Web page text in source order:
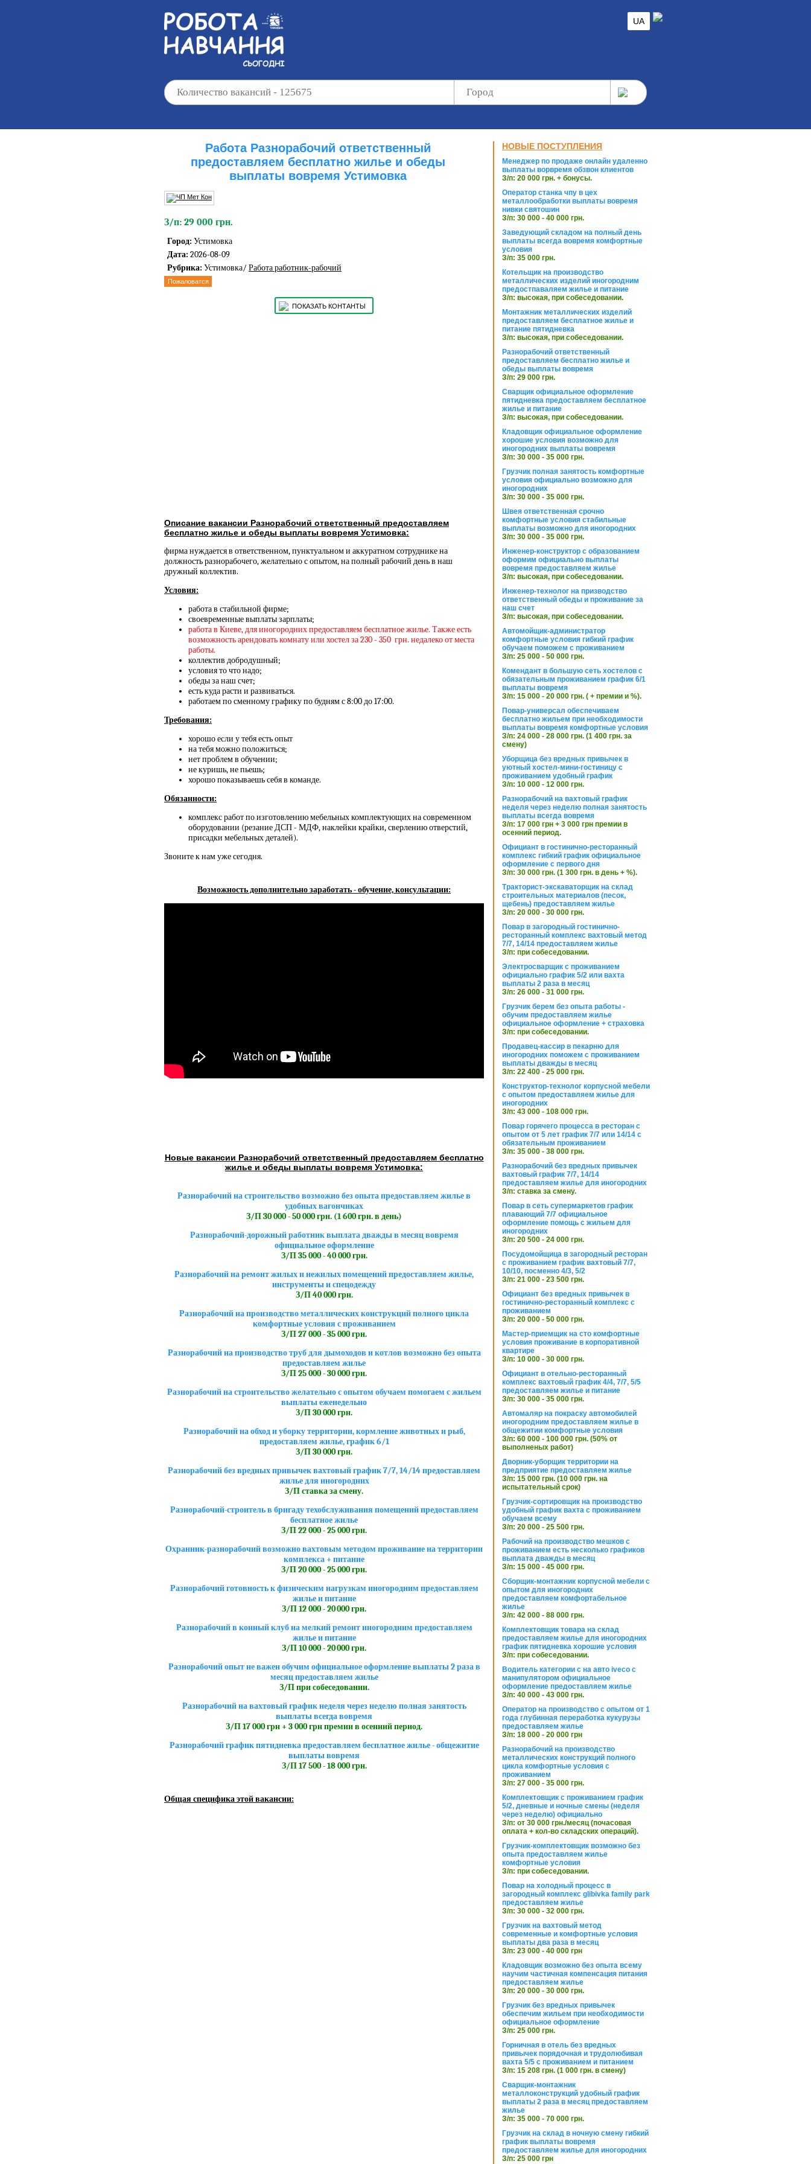
UA
Работа Разнорабочий ответственный
предоставляем бесплатно жилье и обеды
выплаты вовремя Устимовка
З/п: 29 000 грн.
Город: Устимовка
Дата: 2026-08-09
Рубрика: Устимовка/ Работа работник-рабочий
Пожаловатся
ПОКАЗАТЬ КОНТАНТЫ
Описание вакансии Разнорабочий ответственный предоставляем
бесплатно жилье и обеды выплаты вовремя Устимовка:
фирма нуждается в ответственном, пунктуальном и аккуратном сотруднике на
должность разнорабочего, желательно с опытом, на полный рабочий день в наш
дружный коллектив.
Условия:
работа в стабильной фирме;
своевременные выплаты зарплаты;
работа в Киеве, для иногородних предоставляем бесплатное жилье. Также есть
возможность арендовать комнату или хостел за 230 - 350 грн. недалеко от места
работы.
коллектив добродушный;
условия то что надо;
обеды за наш счет;
есть куда расти и развиваться.
работаем по сменному графику по будням с 8:00 до 17:00.
Требования:
хорошо если у тебя есть опыт
на тебя можно положиться;
нет проблем в обучении;
не куришь, не пьешь;
хорошо показываешь себя в команде.
Обязанности:
комплекс работ по изготовлению мебельных комплектующих на современном
оборудовании (резание ДСП - МДФ, наклейки крайки, сверлению отверстий,
присадки мебельных деталей).
Звоните к нам уже сегодня.
Возможность дополнительно заработать - обучение, консультации:
Новые вакансии Разнорабочий ответственный предоставляем бесплатно
жилье и обеды выплаты вовремя Устимовка:
Разнорабочий на строительство возможно без опыта предоставляем жилье в
удобных вагончиках
З/П 30 000 - 50 000 грн. (1 600 грн. в день)
Разнорабочий-дорожный работник выплата дважды в месяц вовремя
официальное оформление
З/П 35 000 - 40 000 грн.
Разнорабочий на ремонт жилых и нежилых помещений предоставляем жилье,
инструменты и спецодежду
З/П 40 000 грн.
Разнорабочий на производство металлических конструкций полного цикла
комфортные условия с проживанием
З/П 27 000 - 35 000 грн.
Разнорабочий на производство труб для дымоходов и котлов возможно без опыта
предоставляем жилье
З/П 25 000 - 30 000 грн.
Разнорабочий на строительство желательно с опытом обучаем помогаем с жильем
выплаты еженедельно
З/П 30 000 грн.
Разнорабочий на обход и уборку территории, кормление животных и рыб,
предоставляем жилье, график 6/1
З/П 30 000 грн.
Разнорабочий без вредных привычек вахтовый график 7/7, 14/14 предоставляем
жилье для иногородних
З/П ставка за смену.
Разнорабочий-строитель в бригаду техобслуживания помещений предоставляем
бесплатное жилье
З/П 22 000 - 25 000 грн.
Охранник-разнорабочий возможно вахтовым методом проживание на территории
комплекса + питание
З/П 20 000 - 25 000 грн.
Разнорабочий готовность к физическим нагрузкам иногородним предоставляем
жилье и питание
З/П 12 000 - 20 000 грн.
Разнорабочий в конный клуб на мелкий ремонт иногородним предоставляем
жилье и питание
З/П 10 000 - 20 000 грн.
Разнорабочий опыт не важен обучим официальное оформление выплаты 2 раза в
месяц предоставляем жилье
З/П при собеседовании.
Разнорабочий на вахтовый график неделя через неделю полная занятость
выплаты всегда вовремя
З/П 17 000 грн + 3 000 грн премии в осенний период.
Разнорабочий график пятидневка предоставляем бесплатное жилье - общежитие
выплаты вовремя
З/П 17 500 - 18 000 грн.
Общая специфика этой вакансии:
НОВЫЕ ПОСТУПЛЕНИЯ
Менеджер по продаже онлайн удаленно
выплаты ворвремя обзвон клиентов
З/п: 20 000 грн. + бонусы.
Оператор станка чпу в цех
металлообработки выплаты вовремя
нивки святошин
З/п: 30 000 - 40 000 грн.
Заведующий складом на полный день
выплаты всегда вовремя комфортные
условия
З/п: 35 000 грн.
Котельщик на производство
металлических изделий иногородним
предостпаваляем жилье и питание
З/п: высокая, при собеседовании.
Монтажник металлических изделий
предоставляем бесплатное жилье и
питание пятидневка
З/п: высокая, при собеседовании.
Разнорабочий ответственный
предоставляем бесплатно жилье и
обеды выплаты вовремя
З/п: 29 000 грн.
Сварщик официальное оформление
пятидневка предоставляем бесплатное
жилье и питание
З/п: высокая, при собеседовании.
Кладовщик официальное оформление
хорошие условия возможно для
иногородних выплаты вовремя
З/п: 30 000 - 35 000 грн.
Грузчик полная занятость комфортные
условия официально возможно для
иногородних
З/п: 30 000 - 35 000 грн.
Швея ответственная срочно
комфортные условия стабильные
выплаты возможно для иногородних
З/п: 30 000 - 35 000 грн.
Инженер-конструктор с образованием
оформим официально выплаты
вовремя предоставляем жилье
З/п: высокая, при собеседовании.
Инженер-технолог на призводство
ответственный обеды и проживание за
наш счет
З/п: высокая, при собеседовании.
Автомойщик-администратор
комфортные условия гибкий график
обучаем поможем с проживанием
З/п: 25 000 - 50 000 грн.
Комендант в большую сеть хостелов с
обязательным проживанием график 6/1
выплаты вовремя
З/п: 15 000 - 20 000 грн. ( + премии и %).
Повар-универсал обеспечиваем
бесплатно жильем при необходимости
выплаты вовремя комфортные условия
З/п: 24 000 - 28 000 грн. (1 400 грн. за
смену)
Уборщица без вредных привычек в
уютный хостел-мини-гостиницу с
проживанием удобный график
З/п: 10 000 - 12 000 грн.
Разнорабочий на вахтовый график
неделя через неделю полная занятость
выплаты всегда вовремя
З/п: 17 000 грн + 3 000 грн премии в
осенний период.
Официант в гостинично-ресторанный
комплекс гибкий график официальное
оформление с первого дня
З/п: 30 000 грн. (1 300 грн. в день + %).
Тракторист-экскаваторщик на склад
строительных материалов (песок,
щебень) предоставляем жилье
З/п: 20 000 - 30 000 грн.
Повар в загородный гостинично-
ресторанный комплекс вахтовый метод
7/7, 14/14 предоставляем жилье
З/п: при собеседовании.
Электросварщик с проживанием
официально график 5/2 или вахта
выплаты 2 раза в месяц
З/п: 26 000 - 31 000 грн.
Грузчик берем без опыта работы -
обучим предоставляем жилье
официальное оформление + страховка
З/п: при собеседовании.
Продавец-кассир в пекарню для
иногородних поможем с проживанием
выплаты дважды в месяц
З/п: 22 400 - 25 000 грн.
Конструктор-технолог корпусной мебели
с опытом предоставляем жилье для
иногородних
З/п: 43 000 - 108 000 грн.
Повар горячего процесса в ресторан с
опытом от 5 лет график 7/7 или 14/14 с
обязательным проживанием
З/п: 35 000 - 38 000 грн.
Разнорабочий без вредных привычек
вахтовый график 7/7, 14/14
предоставляем жилье для иногородних
З/п: ставка за смену.
Повар в сеть супермаркетов график
плавающий 7/7 официальное
оформление помощь с жильем для
иногородних
З/п: 20 500 - 24 000 грн.
Посудомойщица в загородный ресторан
с проживанием график вахтовый 7/7,
10/10, посменно 4/3, 5/2
З/п: 21 000 - 23 500 грн.
Официант без вредных привычек в
гостинично-ресторанный комплекс с
проживанием
З/п: 20 000 - 50 000 грн.
Мастер-приемщик на сто комфортные
условия проживание в корпоративной
квартире
З/п: 10 000 - 30 000 грн.
Официант в отельно-ресторанный
комплекс вахтовый график 4/4, 7/7, 5/5
предоставляем жилье и питание
З/п: 30 000 - 35 000 грн.
Автомаляр на покраску автомобилей
иногородним предоставляем жилье в
общежитии комфортные условия
З/п: 60 000 - 100 000 грн. (50% от
выполненых работ)
Дворник-уборщик территории на
предприятие предоставляем жилье
З/п: 15 000 грн. (10 000 грн. на
испытательный срок)
Грузчик-сортировщик на производство
удобный график вахта с проживанием
обучаем всему
З/п: 20 000 - 25 500 грн.
Рабочий на производство мешков с
проживанием есть несколько графиков
выплата дважды в месяц
З/п: 15 000 - 45 000 грн.
Сборщик-монтажник корпусной мебели с
опытом для иногородних
предоставляем комфортабельное
жилье
З/п: 42 000 - 88 000 грн.
Комплектовщик товара на склад
предоставляем жилье для иногородних
график пятидневка хорошие условия
З/п: при собеседовании.
Водитель категории с на авто iveco с
манипулятором официальное
оформление предоставляем жилье
З/п: 40 000 - 43 000 грн.
Оператор на производство с опытом от 1
года глубинная переработка кукурузы
предоставляем жилье
З/п: 18 000 - 20 000 грн
Разнорабочий на производство
металлических конструкций полного
цикла комфортные условия с
проживанием
З/п: 27 000 - 35 000 грн.
Комплектовщик с проживанием график
5/2, дневные и ночные смены (неделя
через неделю) официально
З/п: от 30 000 грн./месяц (почасовая
оплата + кол-во складских операций).
Грузчик-комплектовщик возможно без
опыта предоставляем жилье
комфортные условия
З/п: при собеседовании.
Повар на холодный процесс в
загородный комплекс glibivka family park
предоставляем жилье
З/п: 30 000 - 32 000 грн.
Грузчик на вахтовый метод
современные и комфортные условия
выплаты два раза в месяц
З/п: 23 000 - 40 000 грн
Кладовщик возможно без опыта всему
научим частичная компенсация питания
предоставляем жилье
З/п: 20 000 - 30 000 грн.
Грузчик без вредных привычек
обеспечим жильем при необходимости
официальное оформление
З/п: 25 000 грн.
Горничная в отель без вредных
привычек порядочная и трудолюбивая
вахта 5/5 с проживанием и питанием
З/п: 15 208 грн. (1 000 грн. в смену)
Сварщик-монтажник
металлоконструкций удобный график
выплаты 2 раза в месяц предоставляем
жилье
З/п: 35 000 - 70 000 грн.
Грузчик на склад в ночную смену гибкий
график выплаты вовремя
предоставляем жилье для иногородних
З/п: 25 000 грн